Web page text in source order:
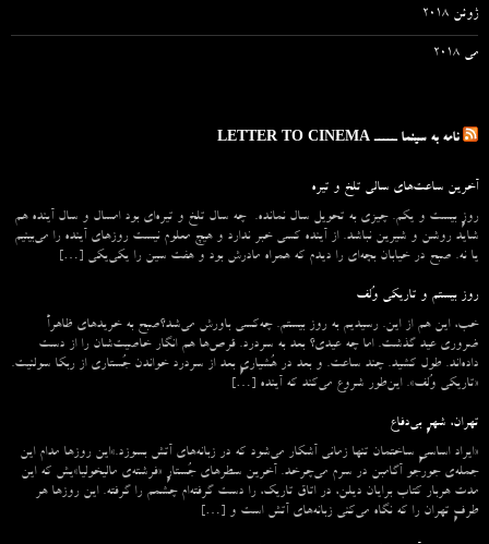
ژوئن 2018
می 2018
نامه به سینما ـــــ LETTER TO CINEMA
آخرین ساعت‌های سالی تلخ و تیره
روزِ بیست و یکم. چیزی به تحویل سال نمانده. چه سال تلخ و تیره‌ای بود امسال و سال آینده هم
شاید روشن و شیرین نباشد. از آینده کسی خبر ندارد و هیچ معلوم نیست روزهای آینده را می‌بینیم
یا نه. صبح در خیابان بچه‌ای را دیدم که همراه مادرش بود و هفت سین را یکی‌یکی […]
روز بیستم و تاریکی وُلف
خب، این هم از این. رسیدیم به روز بیستم. چه‌کسی باورش می‌شد؟صبح به خریدهای ظاهراً
ضروری عید گذشت. اما چه عیدی؟ بعد به سردرد. قرص‌ها هم انگار خاصیت‌شان را از دست
داده‌اند. طول کشید. چند ساعت. و بعد در هُشیاریِ بعد از سردرد خواندن جُستاری از ربکا سولنیت.
«تاریکی وُلف». این‌طور شروع می‌‌کند که آینده […]
تهران، شهرِ بی‌دفاع
«ایراد اساسیِ ساختمان تنها زمانی آشکار می‌شود که در زبانه‌‌های آتش بسوزد.»این روزها مدام این
جمله‌ی جورجو آگامبن در سرم می‌چرخد. آخرین سطرهای جُستارِ «فرشته‌ی مالیخولیا»یش که این
مدت هربار کتاب برایان دیلن، در اتاق تاریک، را دست گرفته‌ام چشمم را گرفته. این روزها هر
طرفِ تهران را که نگاه می‌کنی زبانه‌های آتش است و […]